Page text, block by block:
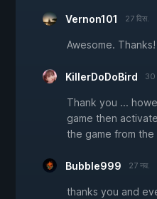
Vernon101 27 दिस.
Awesome. Thanks!
KillerDoDoBird 30
Thank you ...
game then
the game from
Bubble999 27 नव.
thanks you and